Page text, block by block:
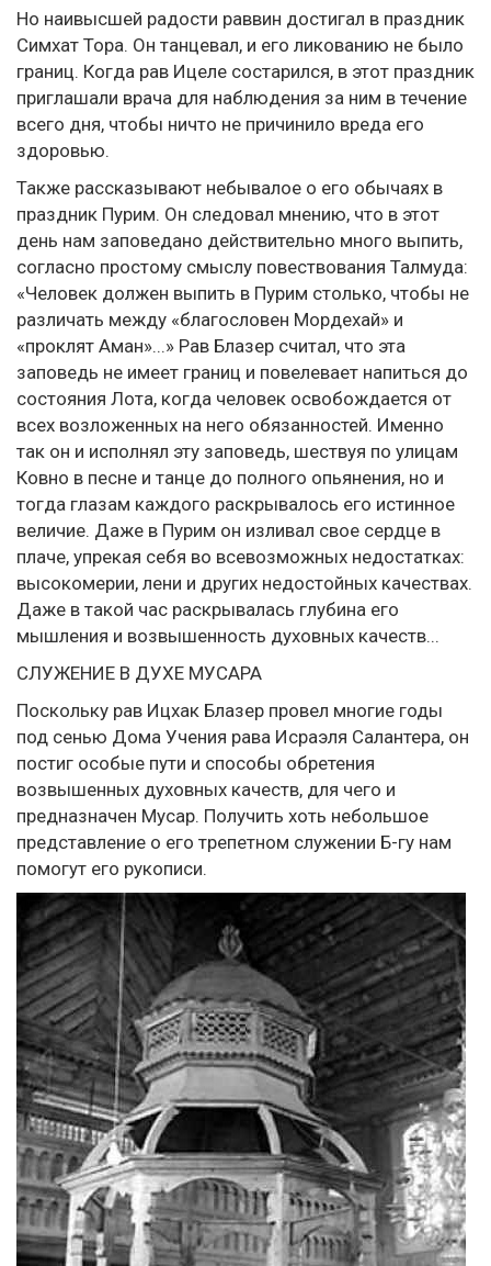
Но наивысшей радости раввин достигал в праздник
Симхат Тора. Он танцевал, и его ликованию не было
границ. Когда рав Ицеле состарился, в этот праздник
приглашали врача для наблюдения за ним в течение
всего дня, чтобы ничто не причинило вреда его
здоровью.
Также рассказывают небывалое о его обычаях в
праздник Пурим. Он следовал мнению, что в этот
день нам заповедано действительно много выпить,
согласно простому смыслу повествования Талмуда:
«Человек должен выпить в Пурим столько, чтобы не
различать между «благословен Мордехай» и
«проклят Аман»...» Рав Блазер считал, что эта
заповедь не имеет границ и повелевает напиться до
состояния Лота, когда человек освобождается от
всех возложенных на него обязанностей. Именно
так он и исполнял эту заповедь, шествуя по улицам
Ковно в песне и танце до полного опьянения, но и
тогда глазам каждого раскрывалось его истинное
величие. Даже в Пурим он изливал свое сердце в
плаче, упрекая себя во всевозможных недостатках:
высокомерии, лени и других недостойных качествах.
Даже в такой час раскрывалась глубина его
мышления и возвышенность духовных качеств...
СЛУЖЕНИЕ В ДУХЕ МУСАРА
Поскольку рав Ицхак Блазер провел многие годы
под сенью Дома Учения рава Исраэля Салантера, он
постиг особые пути и способы обретения
возвышенных духовных качеств, для чего и
предназначен Мусар. Получить хоть небольшое
представление о его трепетном служении Б-гу нам
помогут его рукописи.